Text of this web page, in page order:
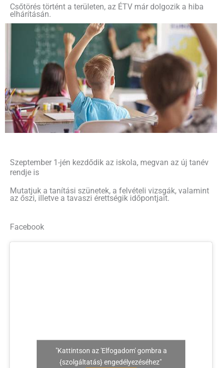
Csőtörés történt a területen, az ÉTV már dolgozik a hiba
elhárításán.
Szeptember 1-jén kezdődik az iskola, megvan az új tanév
rendje is
Mutatjuk a tanítási szünetek, a felvételi vizsgák, valamint
az őszi, illetve a tavaszi érettségik időpontjait.
Facebook
"Kattintson az 'Elfogadom' gombra a
{szolgáltatás} engedélyezéséhez"